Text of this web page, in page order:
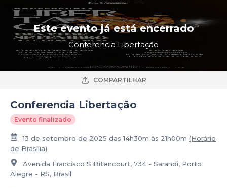
Este evento já está encerrado
Conferencia Libertação
COMPARTILHAR
Conferencia Libertação
Evento finalizado
13 de setembro de 2025 das 14h30m às 21h00m (Horário
de Brasília)
Avenida Francisco S Bitencourt, 734 - Sarandi, Porto
Alegre - RS, Brasil